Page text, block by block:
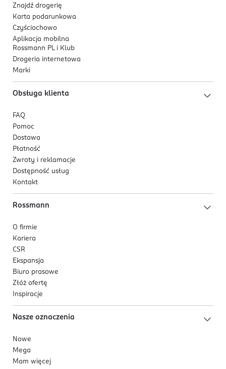
Dla kogo jest ten produkt?
Dla osób szukających trwałego, lśniącego
odcienia karmelu.
Idealny do makijaży dziennych i cieplejszych,
*Trwałość potwierdzona na podstawie badań
Znajdź drogerię
Karta podarunkowa
Czyściochowo
Aplikacja mobilna
Rossmann PL i Klub
Drogeria internetowa
Marki
Obsługa klienta
FAQ
Pomoc
Dostawa
Płatność
Zwroty i reklamacje
Dostępność usług
Kontakt
Rossmann
O firmie
Kariera
CSR
Ekspansja
Biuro prasowe
Złóż ofertę
Inspiracje
Nasze oznaczenia
Nowe
Mega
Mam więcej